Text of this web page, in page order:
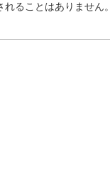
ることはありません。